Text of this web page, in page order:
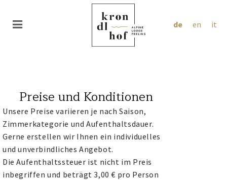
de en it
Preise und Konditionen
Unsere Preise variieren je nach Saison,
Zimmerkategorie und Aufenthaltsdauer.
Gerne erstellen wir Ihnen ein individuelles
und unverbindliches Angebot.
Die Aufenthaltssteuer ist nicht im Preis
inbegriffen und beträgt 3,00 € pro Person